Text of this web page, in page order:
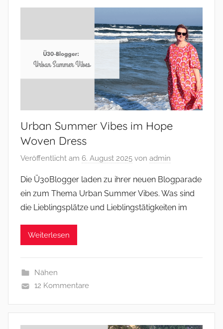
Urban Summer Vibes im Hope
Woven Dress
Veröffentlicht am 6. August 2025 von admin
Die Ü30Blogger laden zu ihrer neuen Blogparade
ein zum Thema Urban Summer Vibes. Was sind
die Lieblingsplätze und Lieblingstätigkeiten im
Weiterlesen
Nähen
12 Kommentare